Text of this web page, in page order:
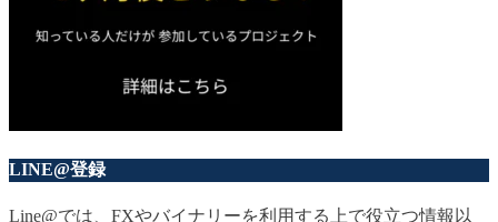
LINE@登録
Line@では、FXやバイナリーを利用する上で役立つ情報以